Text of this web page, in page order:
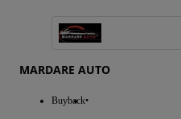
MARDARE AUTO
Buyback